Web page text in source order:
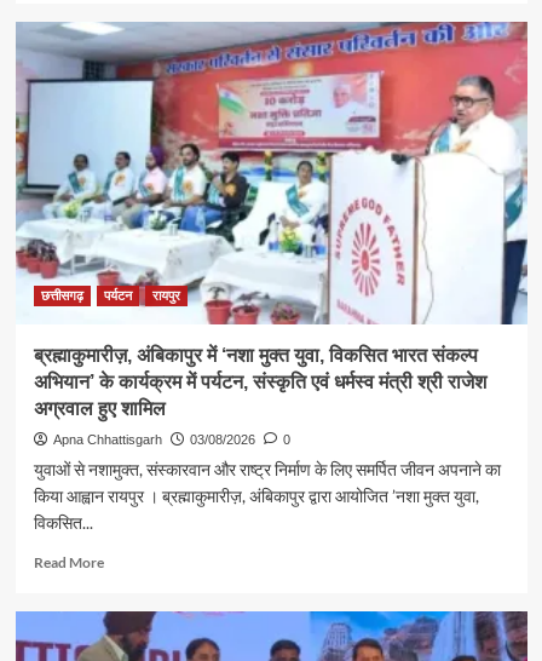
श्रावण
के
प्रथम
कैबिनेट
मंत्री
श्री
राजेश
अग्रवाल
ने
लखनपुर
में
विधि-
विधान
जलाभिषेक,
प्रदेशवासियों
शांति,
और
खुशहाली
छत्तीसगढ़ पर्यटन रायपुर
ब्रह्माकुमारीज़, अंबिकापुर में ‘नशा मुक्त युवा, विकसित भारत संकल्प
अभियान’ के कार्यक्रम में पर्यटन, संस्कृति एवं धर्मस्व मंत्री श्री राजेश
अग्रवाल हुए शामिल
Apna Chhattisgarh 03/08/2026 0
युवाओं से नशामुक्त, संस्कारवान और राष्ट्र निर्माण के लिए समर्पित जीवन अपनाने का
किया आह्वान रायपुर । ब्रह्माकुमारीज़, अंबिकापुर द्वारा आयोजित ’नशा मुक्त युवा,
विकसित...
Read MoreRead
ब्रह्माकुमारीज़,
अंबिकापुर